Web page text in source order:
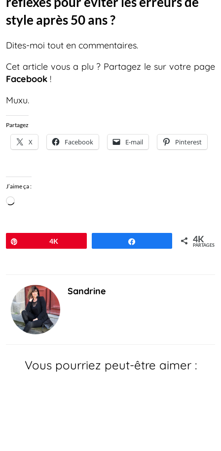
style après 50 ans ?
Dites-moi tout en commentaires.
Cet article vous a plu ? Partagez le sur votre page
Facebook !
Muxu.
Partagez
X Facebook E-mail Pinterest
J’aime ça :
Chargement…
4K 4K
PARTAGES
Sandrine
Vous pourriez peut-être aimer :